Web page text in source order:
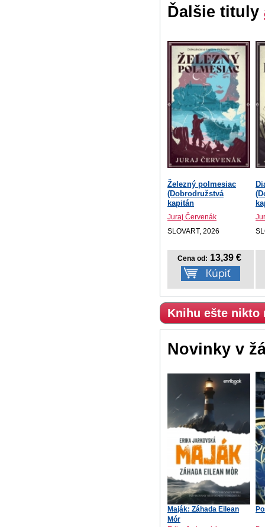
Ďalšie tituly
Železný polmesiac
(Dobrodružstvá
kapitán
Juraj Červenák
SLOVART, 2026
Cena od: 13,39 €
Knihu ešte nikto
Novinky v
Maják: Záhada Eilean
Mór